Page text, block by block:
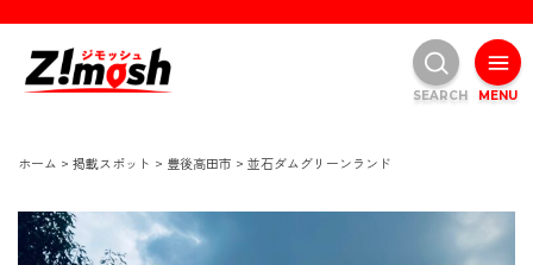
ホーム > 掲載スポット > 豊後高田市 > 並石ダムグリーンランド
MENU
SEARCH